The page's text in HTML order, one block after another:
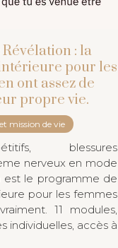
: la
pour les
ont assez de
propre vie.
mission de vie
blessures
nerveux en mode
le programme de
pour les femmes
11 modules,
individuelles, accès à